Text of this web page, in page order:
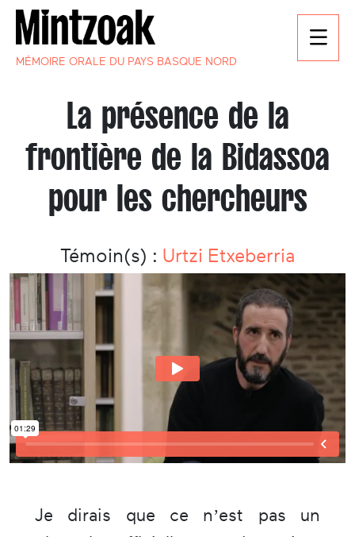
MÉMOIRE ORALE DU PAYS BASQUE NORD
La présence de la
frontière de la Bidassoa
pour les chercheurs
Témoin(s) : Urtzi Etxeberria
Je dirais que ce n’est pas un